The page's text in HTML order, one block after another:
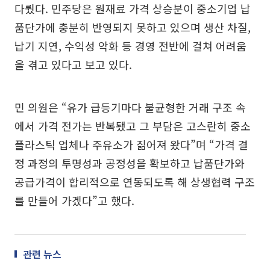
다뤘다. 민주당은 원재료 가격 상승분이 중소기업 납
품단가에 충분히 반영되지 못하고 있으며 생산 차질,
납기 지연, 수익성 악화 등 경영 전반에 걸쳐 어려움
을 겪고 있다고 보고 있다.
민 의원은 “유가 급등기마다 불균형한 거래 구조 속
에서 가격 전가는 반복됐고 그 부담은 고스란히 중소
플라스틱 업체나 주유소가 짊어져 왔다”며 “가격 결
정 과정의 투명성과 공정성을 확보하고 납품단가와
공급가격이 합리적으로 연동되도록 해 상생협력 구조
를 만들어 가겠다”고 했다.
관련 뉴스